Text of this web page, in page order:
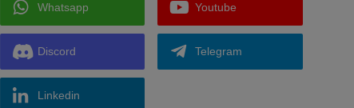
Whatsapp Youtube
Discord Telegram
Linkedin